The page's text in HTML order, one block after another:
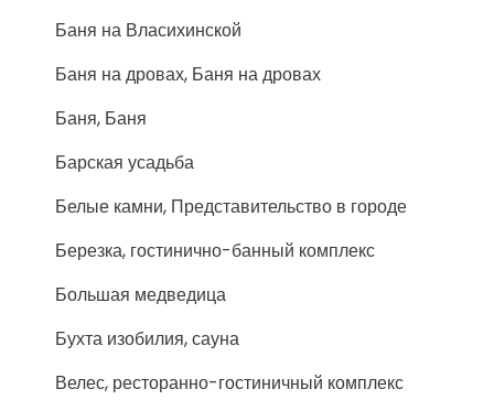
Баня на Власихинской
Баня на дровах, Баня на дровах
Баня, Баня
Барская усадьба
Белые камни, Представительство в городе
Березка, гостинично-банный комплекс
Большая медведица
Бухта изобилия, сауна
Велес, ресторанно-гостиничный комплекс